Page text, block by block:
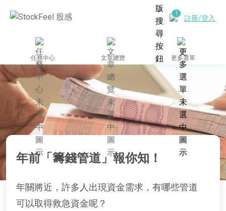
註冊/登入
任務中心 文章總覽 更多選單
年前「籌錢管道」報你知！
年關將近，許多人出現資金需求，有哪些管道
可以取得救急資金呢？